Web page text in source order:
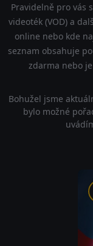
Pravidelně pro vás
videoték (VOD) a
online nebo kde
seznam obsahuje
zdarma nebo
Bohužel jsme
bylo možné